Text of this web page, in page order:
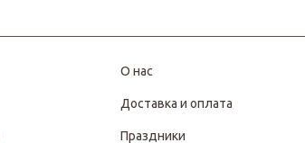
О нас
Доставка и оплата
Праздники